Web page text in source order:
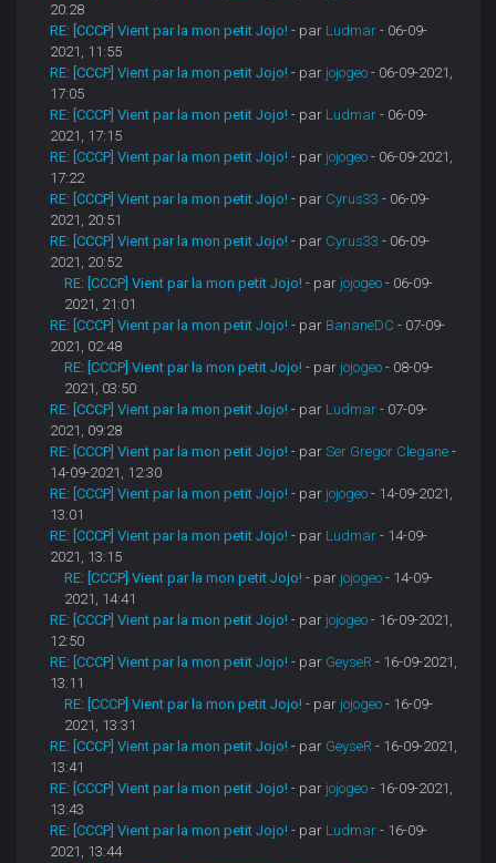
20:28
RE: [CCCP] Vient par la mon petit Jojo! - par Ludmar - 06-09-
2021, 11:55
RE: [CCCP] Vient par la mon petit Jojo! - par jojogeo - 06-09-2021,
17:05
RE: [CCCP] Vient par la mon petit Jojo! - par Ludmar - 06-09-
2021, 17:15
RE: [CCCP] Vient par la mon petit Jojo! - par jojogeo - 06-09-2021,
17:22
RE: [CCCP] Vient par la mon petit Jojo! - par Cyrus33 - 06-09-
2021, 20:51
RE: [CCCP] Vient par la mon petit Jojo! - par Cyrus33 - 06-09-
2021, 20:52
RE: [CCCP] Vient par la mon petit Jojo! - par jojogeo - 06-09-
2021, 21:01
RE: [CCCP] Vient par la mon petit Jojo! - par BananeDC - 07-09-
2021, 02:48
RE: [CCCP] Vient par la mon petit Jojo! - par jojogeo - 08-09-
2021, 03:50
RE: [CCCP] Vient par la mon petit Jojo! - par Ludmar - 07-09-
2021, 09:28
RE: [CCCP] Vient par la mon petit Jojo! - parSer Gregor Clegane -
14-09-2021, 12:30
RE: [CCCP] Vient par la mon petit Jojo! - par jojogeo - 14-09-2021,
13:01
RE: [CCCP] Vient par la mon petit Jojo! - par Ludmar - 14-09-
2021, 13:15
RE: [CCCP] Vient par la mon petit Jojo! - par jojogeo - 14-09-
2021, 14:41
RE: [CCCP] Vient par la mon petit Jojo! - par jojogeo - 16-09-2021,
12:50
RE: [CCCP] Vient par la mon petit Jojo! - par GeyseR - 16-09-2021,
13:11
RE: [CCCP] Vient par la mon petit Jojo! - par jojogeo - 16-09-
2021, 13:31
RE: [CCCP] Vient par la mon petit Jojo! - par GeyseR - 16-09-2021,
13:41
RE: [CCCP] Vient par la mon petit Jojo! - par jojogeo - 16-09-2021,
13:43
RE: [CCCP] Vient par la mon petit Jojo! - par Ludmar - 16-09-
2021, 13:44